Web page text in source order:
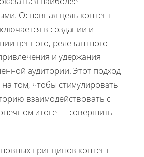
Основная цель контент-
в создании и
ценного, релевантного
и удержания
аудитории. Этот подход
том, чтобы стимулировать
взаимодействовать с
итоге — совершить
принципов контент-